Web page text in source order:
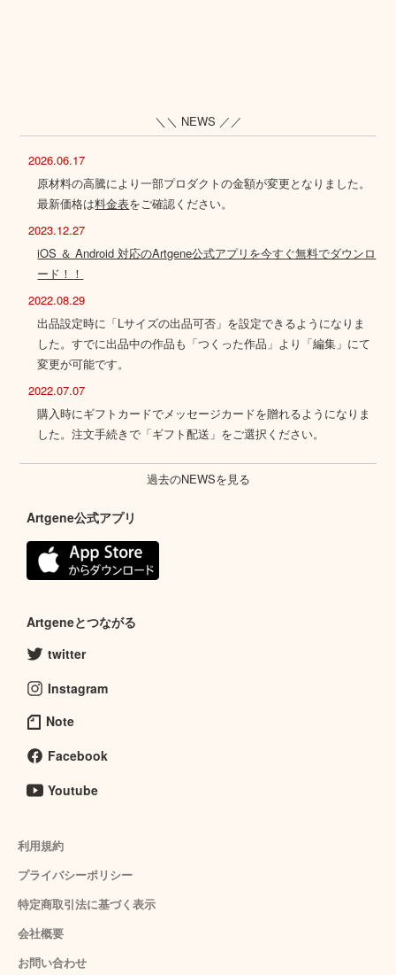
＼＼ NEWS ／／
2026.06.17
原材料の高騰により一部プロダクトの金額が変更となりました。
最新価格は料金表をご確認ください。
2023.12.27
iOS ＆ Android 対応のArtgene公式アプリを今すぐ無料でダウンロ
ード！！
2022.08.29
出品設定時に「Lサイズの出品可否」を設定できるようになりま
した。すでに出品中の作品も「つくった作品」より「編集」にて
変更が可能です。
2022.07.07
購入時にギフトカードでメッセージカードを贈れるようになりま
した。注文手続きで「ギフト配送」をご選択ください。
過去のNEWSを見る
Artgene公式アプリ
Artgeneとつながる
twitter
Instagram
Note
Facebook
Youtube
利用規約
プライバシーポリシー
特定商取引法に基づく表示
会社概要
お問い合わせ